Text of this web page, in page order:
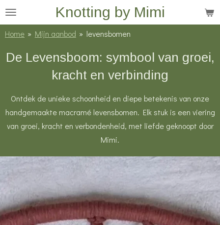
Ga
direct
naar
de
Knotting by Mimi
Home » Mijn aanbod » levensbomen
De Levensboom: symbool van groei,
kracht en verbinding
Ontdek de unieke schoonheid en diepe betekenis van onze
handgemaakte macramé levensbomen. Elk stuk is een viering
van groei, kracht en verbondenheid, met liefde geknoopt door
Mimi.